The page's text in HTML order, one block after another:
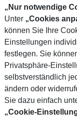
„Nur notwendige
Unter „Cookies
können Sie Ihre
Einstellungen
festlegen. Sie
Privatsphäre-
selbstverständlich
ändern oder
Sie dazu einfach
„Cookie-